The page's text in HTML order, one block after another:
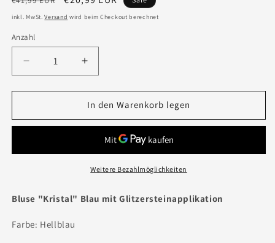
Preis
inkl. MwSt.Versand wird beim Checkout berechnet
Anzahl
Verringere
die
Menge
Bluse
Erhöhe
die
Menge
für
Bluse
Blau
In den Warenkorb legen
Weitere Bezahlmöglichkeiten
Bluse "Kristal" Blau mit Glitzersteinapplikation
Farbe: Hellblau